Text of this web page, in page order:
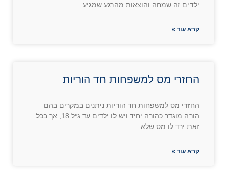
ילדים זה שמחה והוצאות מהרגע שמגיע
קרא עוד »
החזרי מס למשפחות חד הוריות
החזרי מס למשפחות חד הוריות ניתנים במקרים בהם
הורה מוגדר כהורה יחיד ויש לו ילדים עד גיל 18, אך בכל
זאת ירד לו מס שלא
קרא עוד »